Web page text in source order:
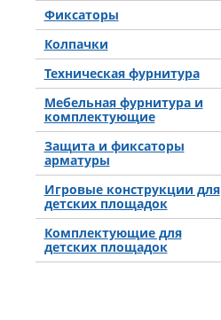
Фиксаторы
Колпачки
Техническая фурнитура
Мебельная фурнитура и
комплектующие
Защита и фиксаторы
арматуры
Игровые конструкции для
детских площадок
Комплектующие для
детских площадок